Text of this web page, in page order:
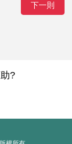
下一則
?